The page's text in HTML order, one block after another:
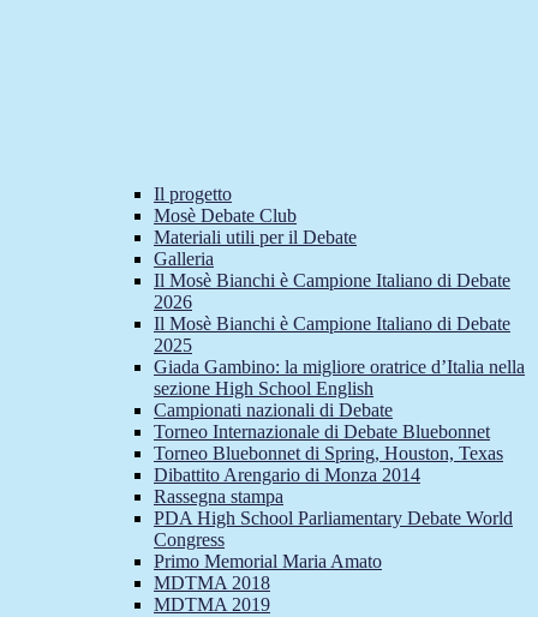
Il progetto
Mosè Debate Club
Materiali utili per il Debate
Galleria
Il Mosè Bianchi è Campione Italiano di Debate
2026
Il Mosè Bianchi è Campione Italiano di Debate
2025
Giada Gambino: la migliore oratrice d’Italia nella
sezione High School English
Campionati nazionali di Debate
Torneo Internazionale di Debate Bluebonnet
Torneo Bluebonnet di Spring, Houston, Texas
Dibattito Arengario di Monza 2014
Rassegna stampa
PDA High School Parliamentary Debate World
Congress
Primo Memorial Maria Amato
MDTMA 2018
MDTMA 2019